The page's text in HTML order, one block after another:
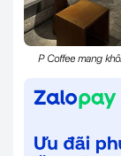
P Coffee mang